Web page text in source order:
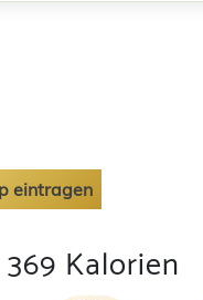
eintragen
Kalorien